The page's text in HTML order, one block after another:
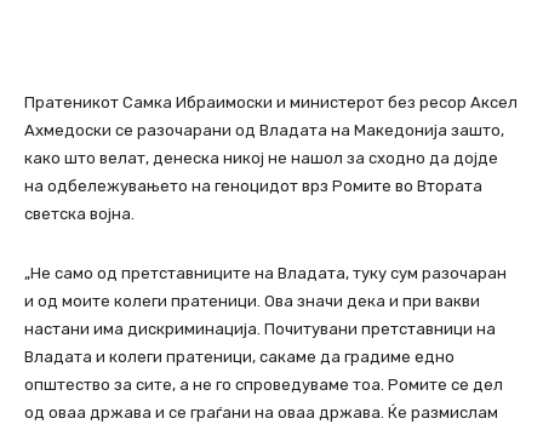
Пратеникот Самка Ибраимоски и министерот без ресор Аксел
Ахмедоски се разочарани од Владата на Македонија зашто,
како што велат, денеска никој не нашол за сходно да дојде
на одбележувањето на геноцидот врз Ромите во Втората
светска војна.
„Не само од претставниците на Владата, туку сум разочаран
и од моите колеги пратеници. Ова значи дека и при вакви
настани има дискриминација. Почитувани претставници на
Владата и колеги пратеници, сакаме да градиме едно
општество за сите, а не го спроведуваме тоа. Ромите се дел
од оваа држава и се граѓани на оваа држава. Ќе размислам